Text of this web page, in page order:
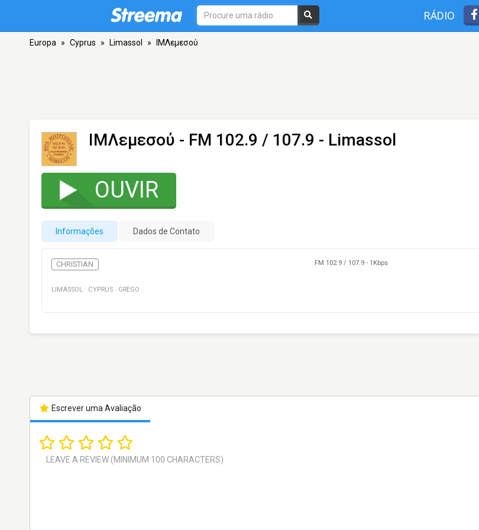
RÁDIO
Europa » Cyprus » Limassol » IΜΛεμεσού
IΜΛεμεσού - FM 102.9 / 107.9 - Limassol
OUVIR
Informações Dados de Contato
CHRISTIAN FM 102.9 / 107.9 - 1Kbps
LIMASSOL · CYPRUS · GREGO
Escrever uma Avaliação